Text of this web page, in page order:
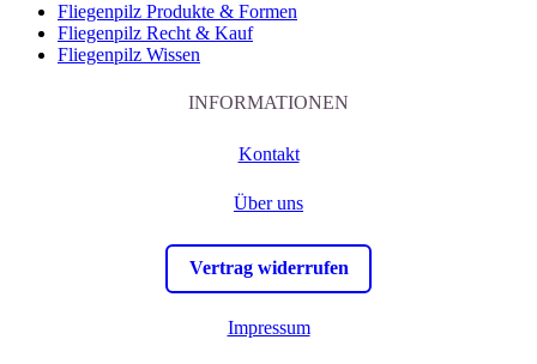
Fliegenpilz Produkte & Formen
Fliegenpilz Recht & Kauf
Fliegenpilz Wissen
INFORMATIONEN
Kontakt
Über uns
Vertrag widerrufen
Impressum